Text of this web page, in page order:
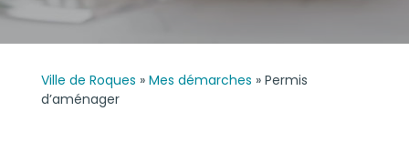
Ville de Roques » Mes démarches » Permis
d’aménager